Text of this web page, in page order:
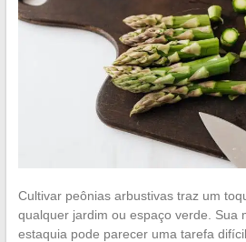
Cultivar peônias arbustivas traz um
qualquer jardim ou espaço verde. Sua
estaquia pode parecer uma tarefa